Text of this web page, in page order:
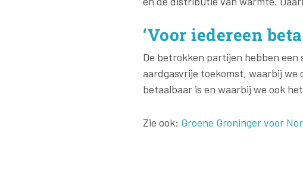
‘Voor iedereen
De betrokken partijen hebben een
aardgasvrije toekomst, waarbij we
betaalbaar is en waarbij we ook
Zie ook: Groene Groninger voor